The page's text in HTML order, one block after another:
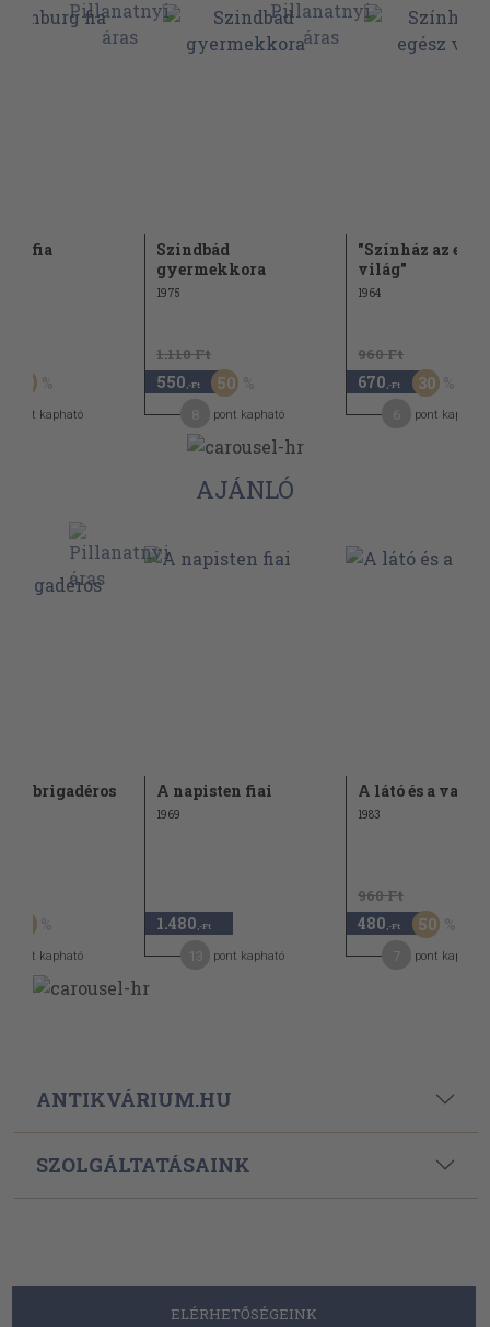
fia
50
pont kapható
Szindbád
gyermekkora
1975
1.110 Ft
550 ,-Ft 50
pont kapható
"Színház az
világ"
1964
960 Ft
670 ,-Ft 30
pont kapható
AJÁNLÓ
pont kapható
A napisten fiai
1969
1.480 ,-Ft
pont kapható
A látó és a vak
1983
960 Ft
480 ,-Ft 50
pont kapható
ANTIKVÁRIUM.HU
SZOLGÁLTATÁSAINK
ELÉRHETŐSÉGEINK